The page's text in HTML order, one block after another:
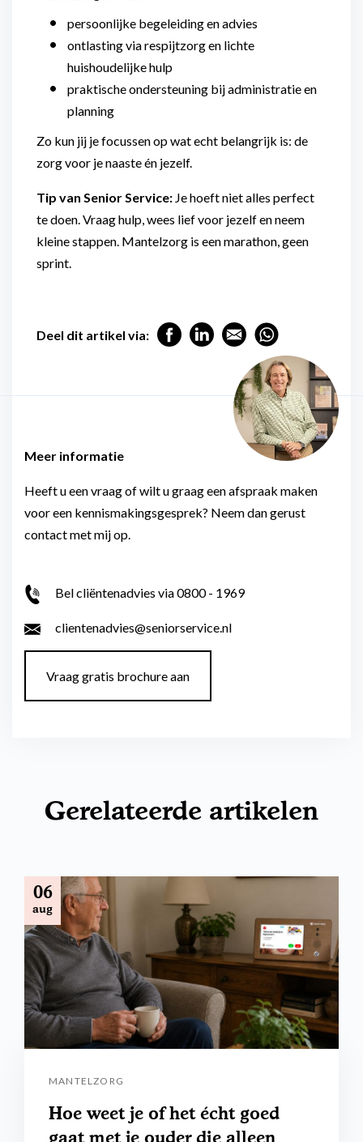
persoonlijke begeleiding en advies
ontlasting via respijtzorg en lichte
huishoudelijke hulp
praktische ondersteuning bij administratie en
planning
Zo kun jij je focussen op wat echt belangrijk is: de
zorg voor je naaste én jezelf.
Tip van Senior Service: Je hoeft niet alles perfect
te doen. Vraag hulp, wees lief voor jezelf en neem
kleine stappen. Mantelzorg is een marathon, geen
sprint.
Deel dit artikel via:
Meer informatie
Heeft u een vraag of wilt u graag een afspraak maken
voor een kennismakingsgesprek? Neem dan gerust
contact met mij op.
Bel cliëntenadvies via 0800 - 1969
clientenadvies@seniorservice.nl
Vraag gratis brochure aan
Gerelateerde artikelen
06
aug
MANTELZORG
Hoe weet je of het écht goed